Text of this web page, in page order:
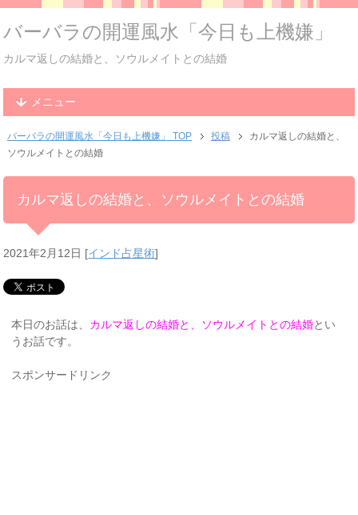
バーバラの開運風水「今日も上機嫌」
カルマ返しの結婚と、ソウルメイトとの結婚
メニュー
バーバラの開運風水「今日も上機嫌」 TOP 投稿
カルマ返しの結婚と、
ソウルメイトとの結婚
カルマ返しの結婚と、ソウルメイトとの結婚
2021年2月12日 [インド占星術]
本日のお話は、 カルマ返しの結婚と、ソウルメイトとの結婚とい
うお話です。
スポンサードリンク